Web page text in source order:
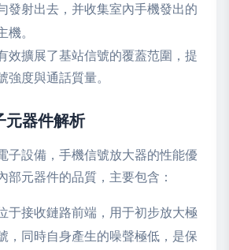
發射出去，并收集室內手機發出的
。
效擴展了基站信號的覆蓋范圍，提
強度與通話質量。
元器件解析
子設備，手機信號放大器的性能優
部元器件的品質，主要包含：
于接收鏈路前端，用于初步放大極
，同時自身產生的噪聲極低，是保